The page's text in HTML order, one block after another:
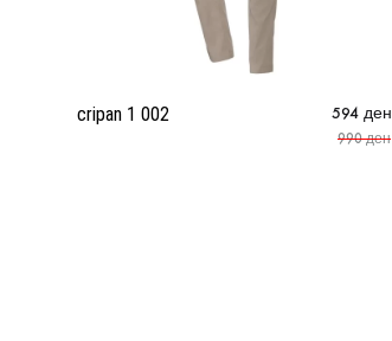
cripan 1 002 594 ден
990ден